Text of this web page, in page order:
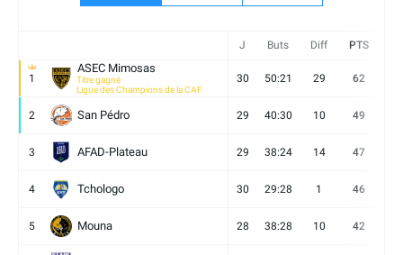
J Buts Diff PTS
1
ASEC Mimosas
Titre gagné
Ligue des Champions de la CAF
30 50:21 29 62
2 San Pédro 29 40:30 10 49
3 AFAD-Plateau 29 38:24 14 47
4 Tchologo 30 29:28 1 46
5 Mouna 28 38:28 10 42